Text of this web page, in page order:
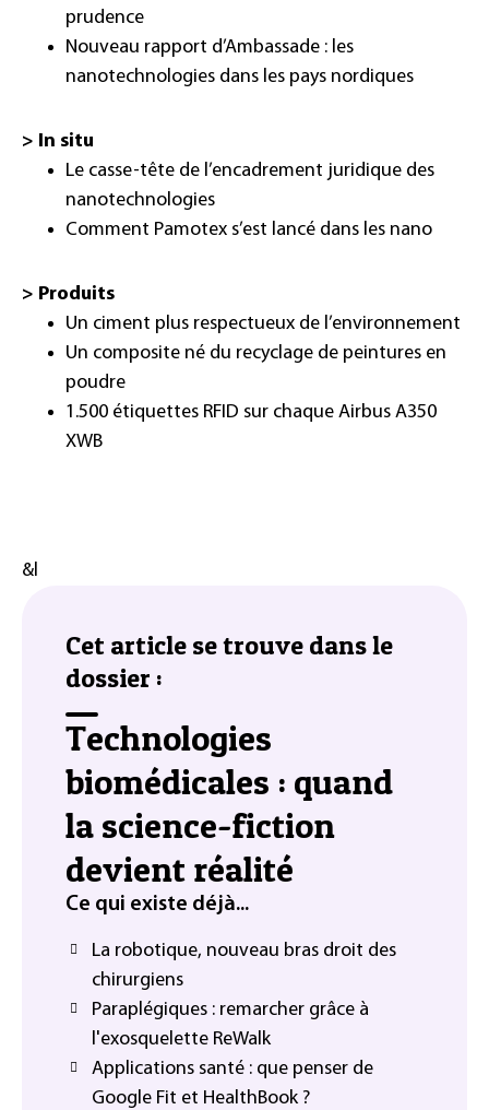
prudence
Nouveau rapport d’Ambassade : les
nanotechnologies dans les pays nordiques
> In situ
Le casse-tête de l’encadrement juridique des
nanotechnologies
Comment Pamotex s’est lancé dans les nano
> Produits
Un ciment plus respectueux de l’environnement
Un composite né du recyclage de peintures en
poudre
1.500 étiquettes RFID sur chaque Airbus A350
XWB
&l
Cet article se trouve dans le
dossier :
Technologies
biomédicales : quand
la science-fiction
devient réalité
Ce qui existe déjà...
La robotique, nouveau bras droit des
chirurgiens
Paraplégiques : remarcher grâce à
l'exosquelette ReWalk
Applications santé : que penser de
Google Fit et HealthBook ?